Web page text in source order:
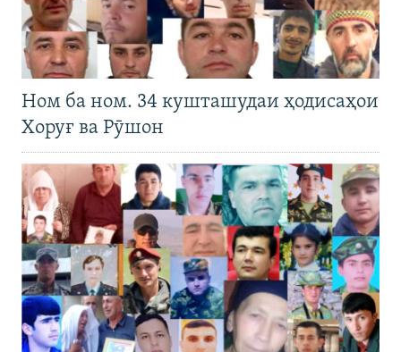
Ном ба ном. 34 кушташудаи ҳодисаҳои
Хоруғ ва Рӯшон